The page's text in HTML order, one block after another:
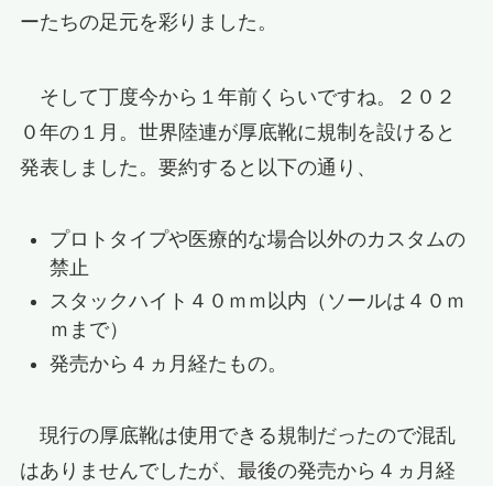
ーたちの足元を彩りました。
そして丁度今から１年前くらいですね。２０２
０年の１月。世界陸連が厚底靴に規制を設けると
発表しました。要約すると以下の通り、
プロトタイプや医療的な場合以外のカスタムの
禁止
スタックハイト４０ｍｍ以内（ソールは４０ｍ
ｍまで）
発売から４ヵ月経たもの。
現行の厚底靴は使用できる規制だったので混乱
はありませんでしたが、最後の発売から４ヵ月経